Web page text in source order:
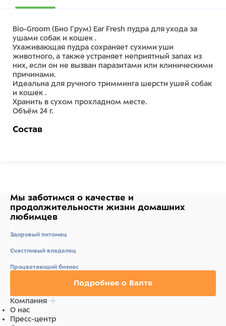
Bio-Groom (Био Грум) Ear Fresh пудра для ухода за
ушами собак и кошек .
Ухаживающая пудра сохраняет сухими уши
животного, а также устраняет неприятный запах из
них, если он не вызван паразитами или клиническими
причинами.
Идеальна для ручного тримминга шерсти ушей собак
и кошек .
Хранить в сухом прохладном месте.
Объём 24 г.
Состав
Мы заботимся о качестве и
продолжительности жизни домашних
любимцев
Здоровый питомец
Счастливый владелец
Процветающий бизнес
Подробнее о Валте
Компания
О нас
Пресс-центр